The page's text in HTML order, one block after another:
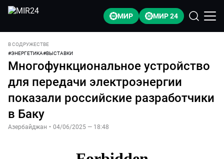
МИР МИР 24
В СОДРУЖЕСТВЕ
#ЭНЕРГЕТИКА#ВЫСТАВКИ
Многофункциональное устройство
для передачи электроэнергии
показали российские разработчики
в Баку
Азербайджан • 04/06/2025 — 18:48